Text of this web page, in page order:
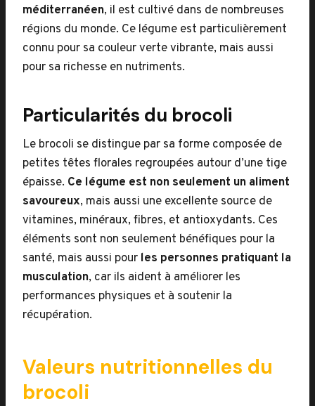
méditerranéen, il est cultivé dans de nombreuses
régions du monde. Ce légume est particulièrement
connu pour sa couleur verte vibrante, mais aussi
pour sa richesse en nutriments.
Particularités du brocoli
Le brocoli se distingue par sa forme composée de
petites têtes florales regroupées autour d’une tige
épaisse. Ce légume est non seulement un aliment
savoureux, mais aussi une excellente source de
vitamines, minéraux, fibres, et antioxydants. Ces
éléments sont non seulement bénéfiques pour la
santé, mais aussi pour les personnes pratiquant la
musculation, car ils aident à améliorer les
performances physiques et à soutenir la
récupération.
Valeurs nutritionnelles du
brocoli